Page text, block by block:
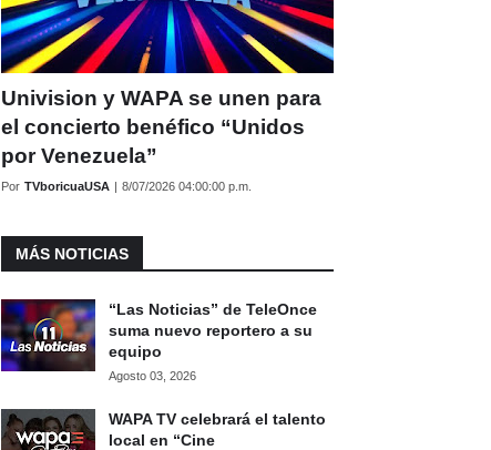
Univision y WAPA se unen para
el concierto benéfico “Unidos
por Venezuela”
Por TVboricuaUSA | 8/07/2026 04:00:00 p.m.
MÁS NOTICIAS
“Las Noticias” de TeleOnce
suma nuevo reportero a su
equipo
Agosto 03, 2026
WAPA TV celebrará el talento
local en “Cine